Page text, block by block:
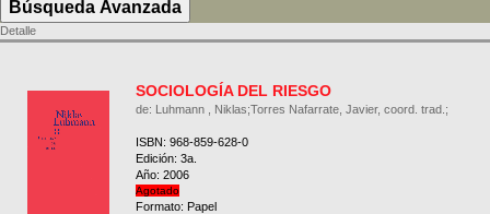
Detalle
SOCIOLOGÍA DEL RIESGO
de: Luhmann , Niklas;Torres Nafarrate, Javier, coord. trad.;
ISBN: 968-859-628-0
Edición: 3a.
Año: 2006
Agotado
Formato: Papel